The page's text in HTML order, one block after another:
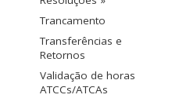
Trancamento
Transferências e
Retornos
Validação de horas
ATCCs/ATCAs